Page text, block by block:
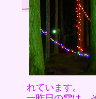
れています。